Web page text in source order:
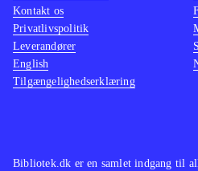
Bibliotek.dk er en samlet indgang til
Kontakt os
Privatlivspolitik
Leverandører
English
Tilgængelighedserklæring